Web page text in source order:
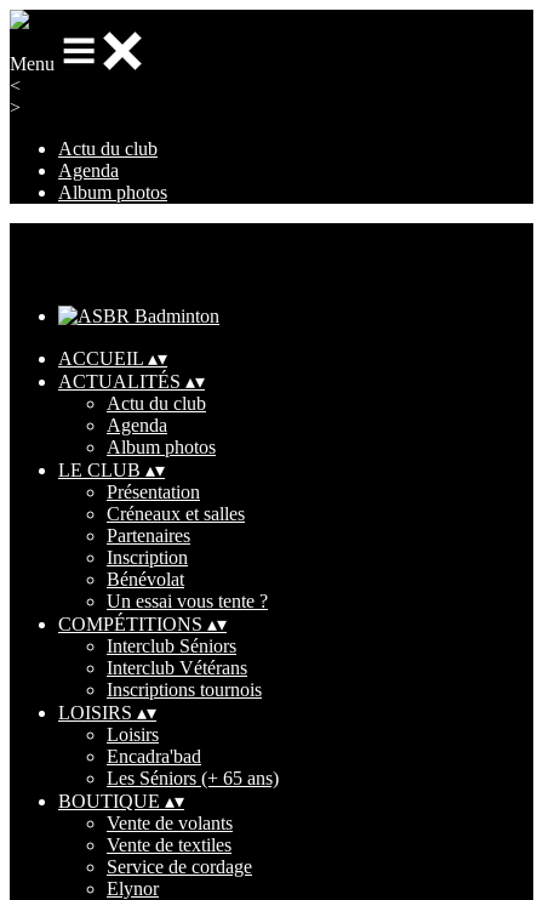
Menu
<
>
Actu du club
Agenda
Album photos
ACCUEIL ▴▾
ACTUALITÉS ▴▾
Actu du club
Agenda
Album photos
LE CLUB ▴▾
Présentation
Créneaux et salles
Partenaires
Inscription
Bénévolat
Un essai vous tente ?
COMPÉTITIONS ▴▾
Interclub Séniors
Interclub Vétérans
Inscriptions tournois
LOISIRS ▴▾
Loisirs
Encadra'bad
Les Séniors (+ 65 ans)
BOUTIQUE ▴▾
Vente de volants
Vente de textiles
Service de cordage
Elynor